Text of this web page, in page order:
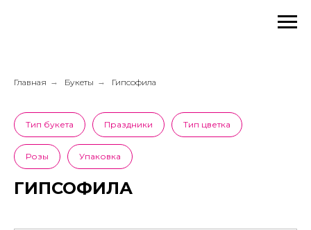
Главная → Букеты → Гипсофила
Тип букета Праздники Тип цветка
Розы Упаковка
ГИПСОФИЛА